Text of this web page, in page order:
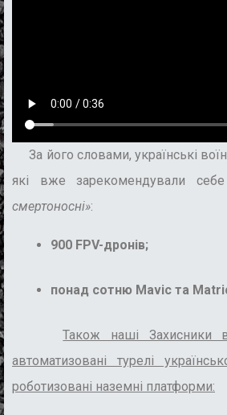
За його словами, українські
які вже зарекомендували себ
смертоносні»:
900 FPV-дронів;
понад сотню Mavic та
Також наші Захисники
автоматизовані турелі
роботизовані наземні платформи: